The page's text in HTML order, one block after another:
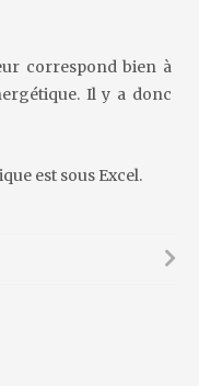
correspond bien à
Il y a donc
est sous Excel.